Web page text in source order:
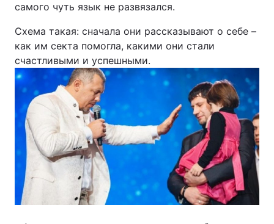
самого чуть язык не развязался.
Схема такая: сначала они рассказывают о себе –
как им секта помогла, какими они стали
счастливыми и успешными.